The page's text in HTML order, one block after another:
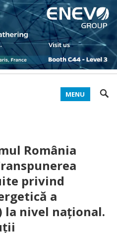
MENU
România
privind
a
la nivel național.